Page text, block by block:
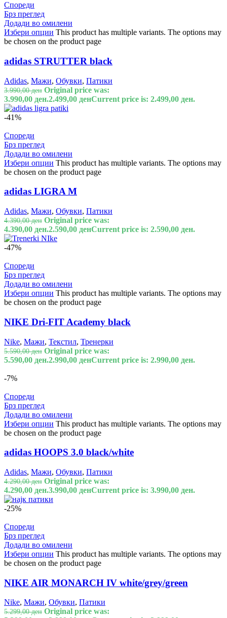
Спореди
Брз преглед
Додади во омилени
Избери опции This product has multiple variants. The options may
be chosen on the product page
adidas STRUTTER black
Adidas, Мажи, Обувки, Патики
3.990,00ден Original price was:
3.990,00 ден.2.499,00 денCurrent price is: 2.499,00 ден.
-41%
Спореди
Брз преглед
Додади во омилени
Избери опции This product has multiple variants. The options may
be chosen on the product page
adidas LIGRA M
Adidas, Мажи, Обувки, Патики
4.390,00ден Original price was:
4.390,00 ден.2.590,00 денCurrent price is: 2.590,00 ден.
-47%
Спореди
Брз преглед
Додади во омилени
Избери опции This product has multiple variants. The options may
be chosen on the product page
NIKE Dri-FIT Academy black
Nike, Мажи, Текстил, Тренерки
5.590,00ден Original price was:
5.590,00 ден.2.990,00 денCurrent price is: 2.990,00 ден.
-7%
Спореди
Брз преглед
Додади во омилени
Избери опции This product has multiple variants. The options may
be chosen on the product page
adidas HOOPS 3.0 black/white
Adidas, Мажи, Обувки, Патики
4.290,00ден Original price was:
4.290,00 ден.3.990,00 денCurrent price is: 3.990,00 ден.
-25%
Спореди
Брз преглед
Додади во омилени
Избери опции This product has multiple variants. The options may
be chosen on the product page
NIKE AIR MONARCH IV white/grey/green
Nike, Мажи, Обувки, Патики
5.299,00ден Original price was: